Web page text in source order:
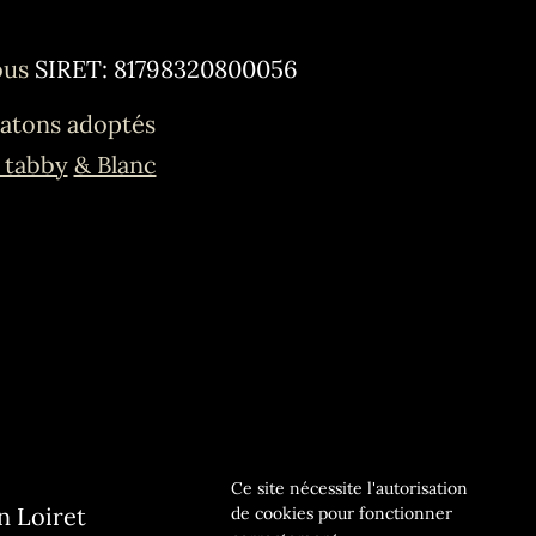
SIRET: 81798320800056
adoptés
& Blanc
Loiret
Ce site nécessite l'autorisation
de cookies pour fonctionner